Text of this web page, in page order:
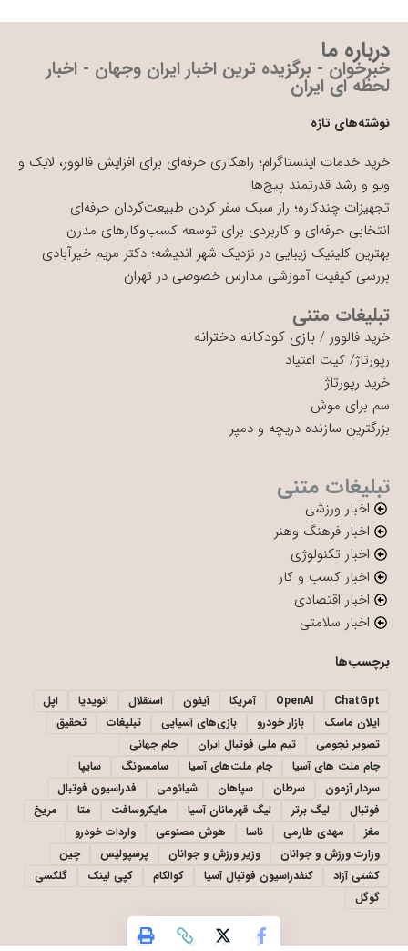
درباره ما
خبرخوان - برگزیده ترین اخبار ایران وجهان - اخبار
لحظه ای ایران
نوشته‌های تازه
خرید خدمات اینستاگرام؛ راهکاری حرفه‌ای برای افزایش فالوور، لایک و
ویو و رشد قدرتمند پیج‌ها
تجهیزات چندکاره؛ راز سبک سفر کردن طبیعت‌گردان حرفه‌ای
انتخابی حرفه‌ای و کاربردی برای توسعه کسب‌وکارهای مدرن
بهترین کلینیک زیبایی در نزدیک شهر اندیشه؛ دکتر مریم خیرآبادی
بررسی کیفیت آموزشی مدارس خصوصی در تهران
تبلیغات متنی
خرید فالوور / بازی کودکانه دخترانه
رپورتاژ/ کیت اعتیاد
خرید رپورتاژ
سم برای موش
بزرگترین سازنده دریچه و دمپر
تبلیغات متنی
اخبار ورزشی
اخبار فرهنگ وهنر
اخبار تکنولوژی
اخبار کسب و کار
اخبار اقتصادی
اخبار سلامتی
برچسب‌ها
ChatGpt
OpenAI آمریکا آیفون استقلال انویدیا
اپل
ایلان ماسک
بازار خودرو بازی‌های آسیایی تبلیغات
تحقیق
تصویر نجومی
تیم ملی فوتبال ایران
جام جهانی
جام ملت های آسیا
جام ملت‌های آسیا سامسونگ
سایپا
سردار آزمون
سرطان سپاهان شیائومی
فدراسیون فوتبال
فوتبال
لیگ برتر لیگ قهرمانان آسیا مایکروسافت متا
مریخ
مغز
مهدی طارمی ناسا هوش مصنوعی
واردات خودرو
وزارت ورزش و جوانان
وزیر ورزش و جوانان پرسپولیس
چین
کشتی آزاد
کنفدراسیون فوتبال آسیا کوالکام کپی لینک
گلکسی
گوگل